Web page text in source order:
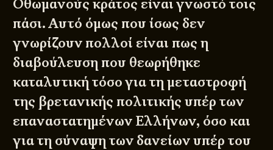
Οθωμανούς κράτος είναι γνωστό τοις
πάσι. Αυτό όμως που ίσως δεν
γνωρίζουν πολλοί είναι πως η
διαβούλευση που θεωρήθηκε
καταλυτική τόσο για τη μεταστροφή
της βρετανικής πολιτικής υπέρ των
επαναστατημένων Ελλήνων, όσο και
για τη σύναψη των δανείων υπέρ του